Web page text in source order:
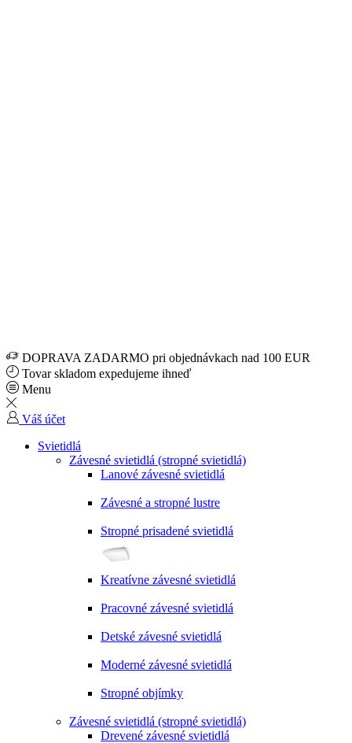
DOPRAVA ZADARMO pri objednávkach nad 100 EUR
Tovar skladom expedujeme ihneď
Menu
Váš účet
Svietidlá
Závesné svietidlá (stropné svietidlá)
Lanové závesné svietidlá
Závesné a stropné lustre
Stropné prisadené svietidlá
Kreatívne závesné svietidlá
Pracovné závesné svietidlá
Detské závesné svietidlá
Moderné závesné svietidlá
Stropné objímky
Závesné svietidlá (stropné svietidlá)
Drevené závesné svietidlá